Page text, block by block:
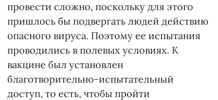
провести сложно, поскольку для этого
пришлось бы подвергать людей действию
опасного вируса. Поэтому ее испытания
проводились в полевых условиях. К
вакцине был установлен
благотворительно-испытательный
доступ, то есть, чтобы пройти